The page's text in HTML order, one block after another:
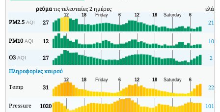
ρεύματις τελευταίες 2 ημέρες ελάχ
PM2.5AQI 27 21
PM10AQI 12 10
O3AQI 27
2
Πληροφορίες καιρού
Temp 31 22
Pressure 1020 1018